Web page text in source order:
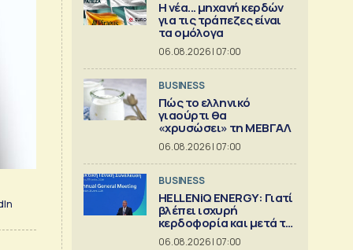
Η νέα... μηχανή κερδών
για τις τράπεζες είναι
τα ομόλογα
06.08.2026 | 07:00
BUSINESS
Πώς το ελληνικό
γιαούρτι θα
«χρυσώσει» τη ΜΕΒΓΑΛ
06.08.2026 | 07:00
BUSINESS
HELLENiQ ENERGY: Γιατί
βλέπει ισχυρή
κερδοφορία και μετά το
2026
06.08.2026 | 07:00